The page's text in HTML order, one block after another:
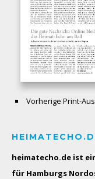
Vorherige Print-
heimatecho.de ist
für Hamburgs